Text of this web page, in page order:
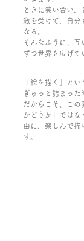
ときに笑い合い、
激を受けて、自分
なる。
そんなふうに、互
ずつ世界を広げて
「絵を描く」と
ぎゅっと詰まった
だからこそ、この
かどうか」ではな
由に、楽しんで描
す。